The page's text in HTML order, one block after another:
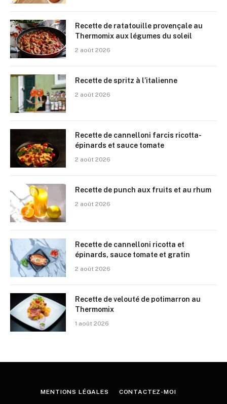
Recette de ratatouille provençale au
Thermomix aux légumes du soleil
2 août 2026
Recette de spritz à l’italienne
2 août 2026
Recette de cannelloni farcis ricotta-
épinards et sauce tomate
2 août 2026
Recette de punch aux fruits et au rhum
2 août 2026
Recette de cannelloni ricotta et
épinards, sauce tomate et gratin
2 août 2026
Recette de velouté de potimarron au
Thermomix
1 août 2026
MENTIONS LÉGALES CONTACTEZ-MOI